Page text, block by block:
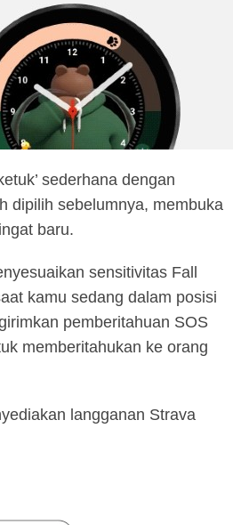
sederhana dengan
dipilih sebelumnya, membuka
baru.
sensitivitas Fall
kamu sedang dalam posisi
pemberitahuan SOS
memberitahukan ke orang
langganan Strava